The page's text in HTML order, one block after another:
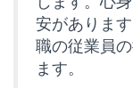
安がありま
職の従業員
ます。